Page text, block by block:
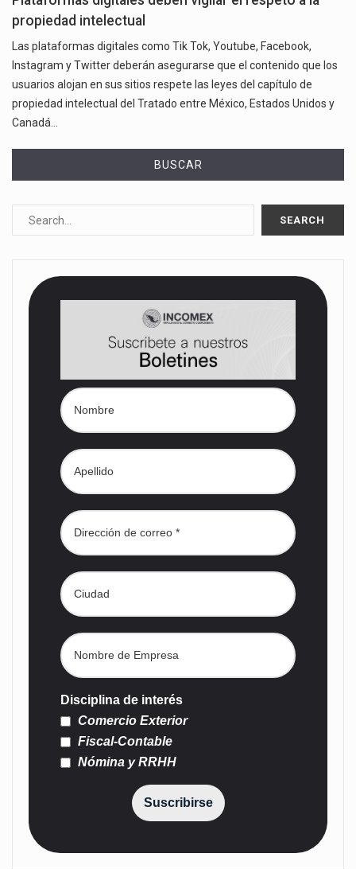
propiedad intelectual
Las plataformas digitales como Tik Tok, Youtube, Facebook,
Instagram y Twitter deberán asegurarse que el contenido que los
usuarios alojan en sus sitios respete las leyes del capítulo de
propiedad intelectual del Tratado entre México, Estados Unidos y
Canadá…
BUSCAR
Disciplina de interés
Comercio Exterior
Fiscal-Contable
Nómina y RRHH
Suscribirse